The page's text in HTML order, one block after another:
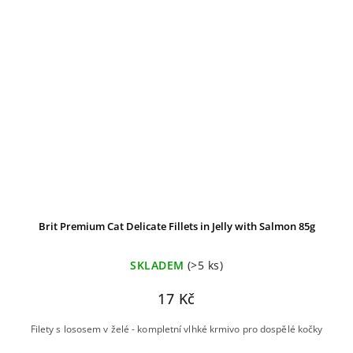
Brit Premium Cat Delicate Fillets in Jelly with Salmon 85g
SKLADEM (>5 ks)
17 Kč
Filety s lososem v želé - kompletní vlhké krmivo pro dospělé kočky